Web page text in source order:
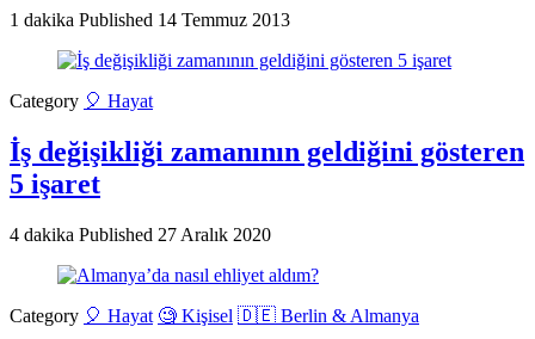
1 dakika Published 14 Temmuz 2013
Category 🎈 Hayat
İş değişikliği zamanının geldiğini gösteren
5 işaret
4 dakika Published 27 Aralık 2020
Category 🎈 Hayat 🧐 Kişisel 🇩🇪 Berlin & Almanya